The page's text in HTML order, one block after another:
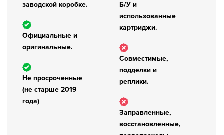
заводской коробке.
Официальные и
оригинальные.
Не просроченные
(не старше 2019
года)
Б/У и
использованные
картриджи.
Совместимые,
подделки и
реплики.
Заправленные,
восстановленные,